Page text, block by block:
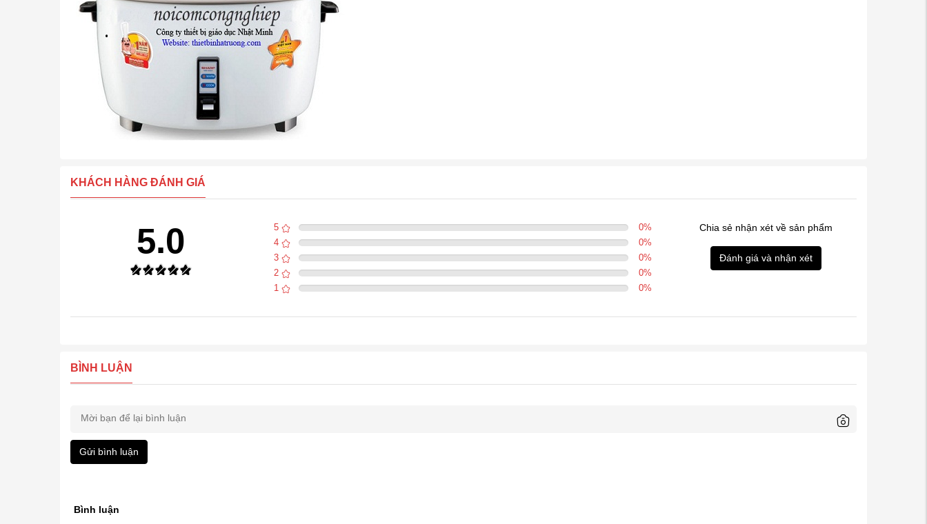
KHÁCH HÀNG ĐÁNH GIÁ
5.0 5 0%
4
0%
3
0%
2
0%
1
0%
Chia sẻ nhận xét về sản phẩm
Đánh giá và nhận xét
BÌNH LUẬN
Gửi bình luận
Bình luận